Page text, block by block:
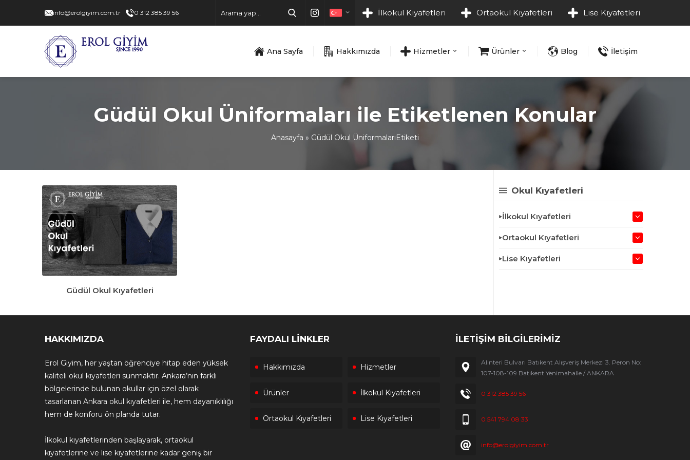
info@erolgiyim.com.tr 0 312 385 39 56 İlkokul Kıyafetleri Ortaokul Kıyafetleri Lise Kıyafetleri
Ana Sayfa Hakkımızda Hizmetler Ürünler Blog İletişim
Güdül Okul Üniformaları ile Etiketlenen Konular
Anasayfa » Güdül Okul ÜniformalarıEtiketi
Güdül Okul Kıyafetleri
Okul Kıyafetleri
İlkokul Kıyafetleri
Ortaokul Kıyafetleri
Lise Kıyafetleri
HAKKIMIZDA
Erol Giyim, her yaştan öğrenciye hitap eden yüksek
kaliteli okul kıyafetleri sunmaktır. Ankara’nın farklı
bölgelerinde bulunan okullar için özel olarak
tasarlanan Ankara okul kıyafetleri ile, hem dayanıklılığı
hem de konforu ön planda tutar.
İlkokul kıyafetlerinden başlayarak, ortaokul
kıyafetlerine ve lise kıyafetlerine kadar geniş bir
FAYDALI LİNKLER
Hakkımızda Hizmetler
Ürünler İlkokul Kıyafetleri
Ortaokul Kıyafetleri Lise Kıyafetleri
İLETİŞİM BİLGİLERİMİZ
Alınteri Bulvarı Batıkent Alışveriş Merkezi 3. Peron No:
107-108-109 Batıkent Yenimahalle / ANKARA
0 312 385 39 56
0 541 794 08 33
info@erolgiyim.com.tr